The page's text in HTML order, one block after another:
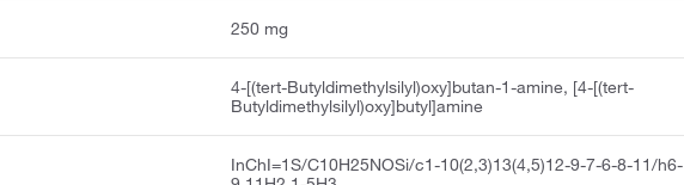
250 mg
4-[(tert-Butyldimethylsilyl)oxy]butan-1-amine, [4-[(tert-
Butyldimethylsilyl)oxy]butyl]amine
InChI=1S/C10H25NOSi/c1-10(2,3)13(4,5)12-9-7-6-8-11/h6-